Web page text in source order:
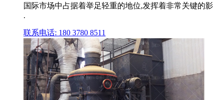
国际市场中占据着举足轻重的地位,发挥着非常关键的影
.
联系电话: 180 3780 8511